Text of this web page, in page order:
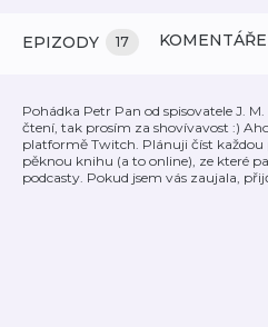
EPIZODY 17 KOMENTÁŘE
Pohádka Petr Pan od spisovatele J.
čtení, tak prosím za shovívavost :)
platformě Twitch. Plánuji číst každou
pěknou knihu (a to online), ze které
podcasty. Pokud jsem vás zaujala,